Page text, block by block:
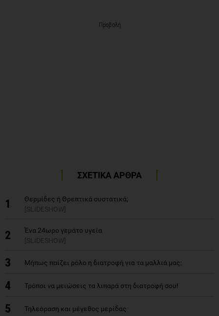
Προβολή
ΣΧΕΤΙΚΑ ΑΡΘΡΑ
1
Θερμίδες ή Θρεπτικά συστατικά;
[SLIDESHOW]
2
Ένα 24ωρο γεμάτο υγεία
[SLIDESHOW]
3 Μήπως παίζει ρόλο η διατροφή για τα μαλλιά μας;
4 Τρόποι να μειώσεις τα λιπαρά στη διατροφή σου!
5 Τηλεόραση και μέγεθος μερίδας